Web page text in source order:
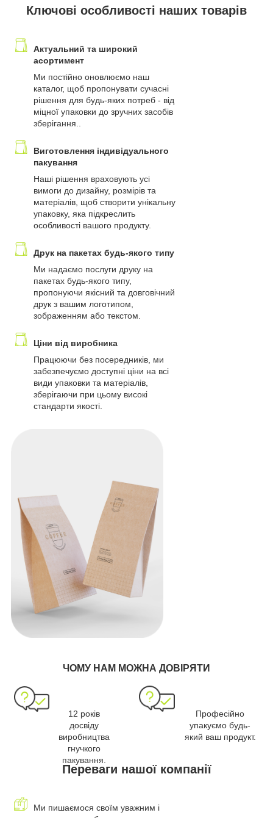
Ключові особливості наших товарів
Актуальний та широкий
асортимент
Ми постійно оновлюємо наш
каталог, щоб пропонувати сучасні
рішення для будь-яких потреб - від
міцної упаковки до зручних засобів
зберігання..
Виготовлення індивідуального
пакування
Наші рішення враховують усі
вимоги до дизайну, розмірів та
матеріалів, щоб створити унікальну
упаковку, яка підкреслить
особливості вашого продукту.
Друк на пакетах будь-якого типу
Ми надаємо послуги друку на
пакетах будь-якого типу,
пропонуючи якісний та довговічний
друк з вашим логотипом,
зображенням або текстом.
Ціни від виробника
Працюючи без посередників, ми
забезпечуємо доступні ціни на всі
види упаковки та матеріалів,
зберігаючи при цьому високі
стандарти якості.
ЧОМУ НАМ МОЖНА ДОВІРЯТИ
12 років
досвіду
виробництва
гнучкого
пакування.
Професійно
упакуємо будь-
який ваш продукт.
Переваги нашої компанії
Ми пишаємося своїм уважним і